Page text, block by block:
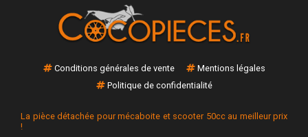
Conditions générales de vente
Mentions légales
Politique de confidentialité
La pièce détachée pour mécaboite et scooter 50cc au meilleur prix
!